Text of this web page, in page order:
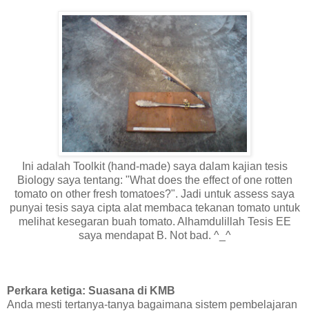
Ini adalah Toolkit (hand-made) saya dalam kajian tesis
Biology saya tentang: "What does the effect of one rotten
tomato on other fresh tomatoes?". Jadi untuk assess saya
punyai tesis saya cipta alat membaca tekanan tomato untuk
melihat kesegaran buah tomato. Alhamdulillah Tesis EE
saya mendapat B. Not bad. ^_^
Perkara ketiga: Suasana di KMB
Anda mesti tertanya-tanya bagaimana sistem pembelajaran